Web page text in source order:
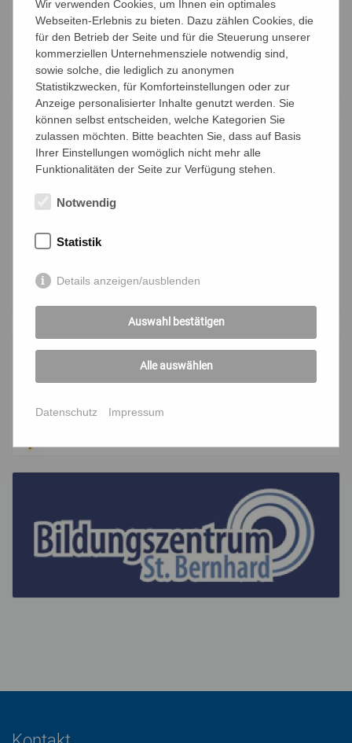
Wir verwenden Cookies, um Ihnen ein optimales
Webseiten-Erlebnis zu bieten. Dazu zählen Cookies, die
für den Betrieb der Seite und für die Steuerung unserer
kommerziellen Unternehmensziele notwendig sind,
sowie solche, die lediglich zu anonymen
Statistikzwecken, für Komforteinstellungen oder zur
Anzeige personalisierter Inhalte genutzt werden. Sie
können selbst entscheiden, welche Kategorien Sie
zulassen möchten. Bitte beachten Sie, dass auf Basis
Ihrer Einstellungen womöglich nicht mehr alle
Funktionalitäten der Seite zur Verfügung stehen.
Notwendig
Statistik
Details anzeigen/ausblenden
Auswahl bestätigen
Alle auswählen
Datenschutz Impressum